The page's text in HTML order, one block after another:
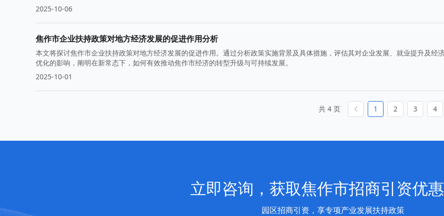
2025-10-06
焦作市企业扶持政策对地方经济发展的促进作用分析
本文将探讨焦作市企业扶持政策对地方经济发展的促进作用。通过分析政策实施背景及具体措施，评估其对企业发展、就业提升及经
优化的影响，阐明在新常态下，如何有效推动焦作市经济的转型升级与可持续发展。
2025-10-01
共 4 页 1 2 3 4
立即咨询，获取焦作市招商引资优
园区招商引资，享专项产业发展扶持政策